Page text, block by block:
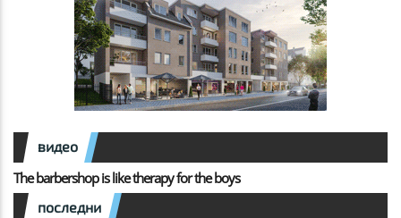
видео
The barbershop is like therapy for the boys
последни